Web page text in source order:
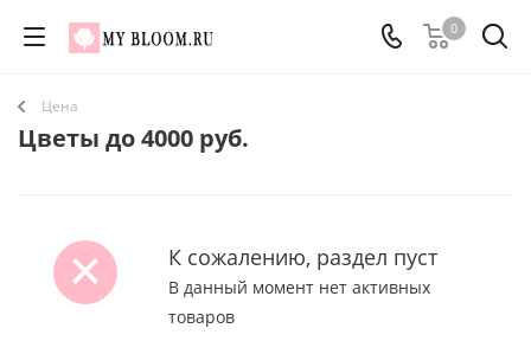
0
Цена
Цветы до 4000 руб.
К сожалению, раздел пуст
В данный момент нет активных
товаров